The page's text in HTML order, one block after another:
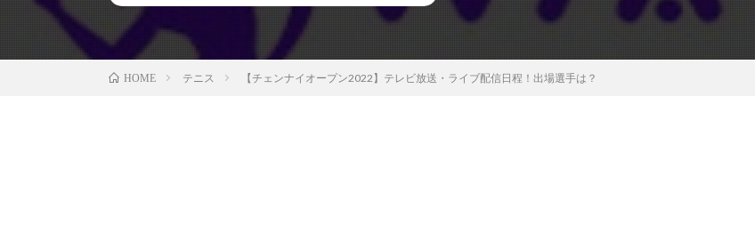
HOME テニス 【チェンナイオープン2022】テレビ放送・ライブ配信日程！出場選手は？